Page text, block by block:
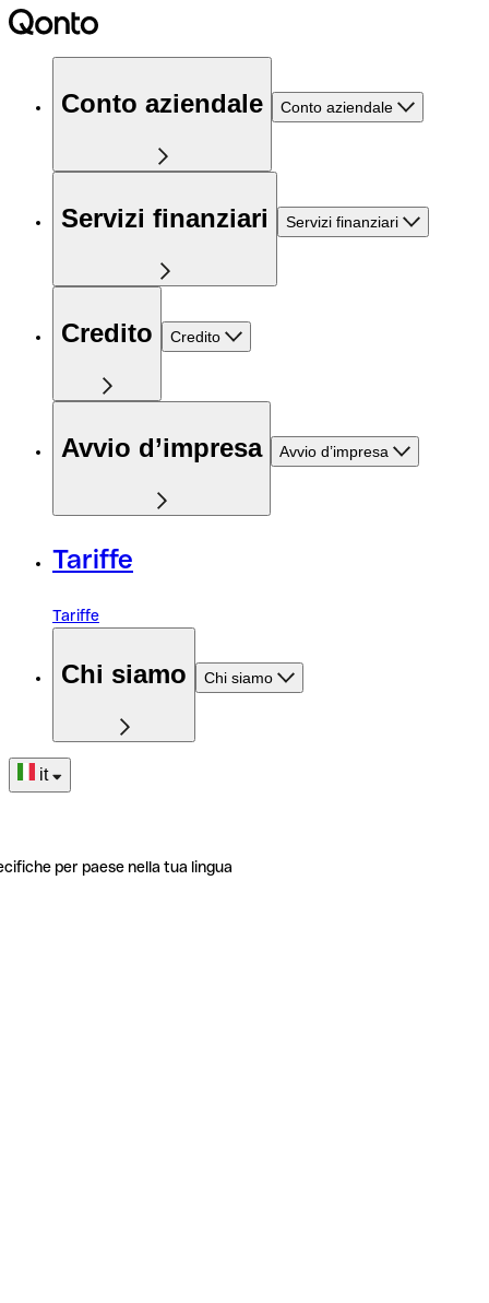
Conto aziendale Conto aziendale
Servizi finanziari Servizi finanziari
Credito Credito
Avvio d’impresa Avvio d’impresa
Tariffe
Tariffe
Chi siamo Chi siamo
it
per paese nella tua lingua